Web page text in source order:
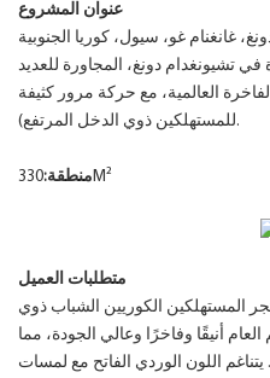
عنوان المشروع
غانغنام غو، سيول، كوريا الجنوبية
في تشيونغدام دونغ، المجاورة للعديد
العالمية، مع حركة مرور كثيفة
للمستهلكين ذوي الدخل المرتفع).
منطقة:330M²
متطلبات العميل
المستهلكين الكوريين الشباب ذوي
أنيقًا وفاخرًا وعالي الجودة، مما
اللون الوردي الفاتح مع لمسات